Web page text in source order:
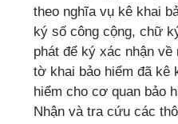
theo nghĩa vụ kê khai
ký số công cộng, chữ
phát để ký xác nhận về
tờ khai bảo hiểm đã kê
hiểm cho cơ quan bảo
Nhận và tra cứu các